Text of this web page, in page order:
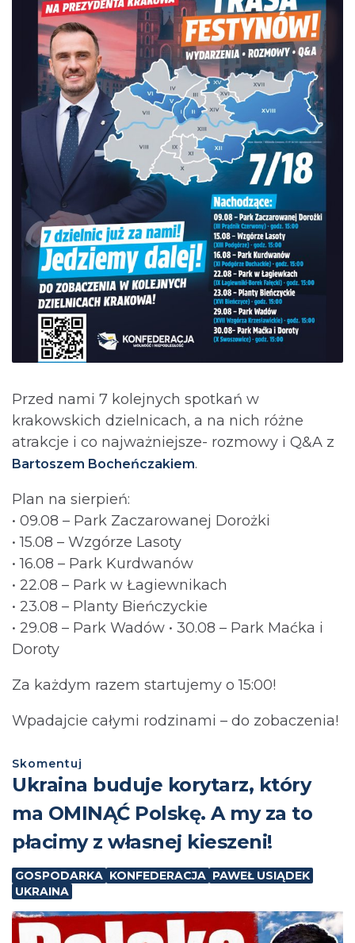
Przed nami 7 kolejnych spotkań w
krakowskich dzielnicach, a na nich różne
atrakcje i co najważniejsze- rozmowy i Q&A z
Bartoszem Bocheńczakiem.
Plan na sierpień:
• 09.08 – Park Zaczarowanej Dorożki
• 15.08 – Wzgórze Lasoty
• 16.08 – Park Kurdwanów
• 22.08 – Park w Łagiewnikach
• 23.08 – Planty Bieńczyckie
• 29.08 – Park Wadów • 30.08 – Park Maćka i
Doroty
Za każdym razem startujemy o 15:00!
Wpadajcie całymi rodzinami – do zobaczenia!
Skomentuj
Ukraina buduje korytarz, który
ma OMINĄĆ Polskę. A my za to
płacimy z własnej kieszeni!
GOSPODARKA KONFEDERACJA PAWEŁ USIĄDEK
UKRAINA